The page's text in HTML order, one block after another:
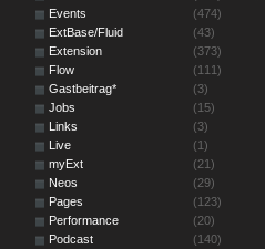
Events
(474)
ExtBase/Fluid
(43)
Extension
(373)
Flow
(111)
Gastbeitrag*
(3)
Jobs
(15)
Links
(3)
Live
(1)
myExt
(21)
Neos
(29)
Pages
(123)
Performance
(20)
Podcast
(140)